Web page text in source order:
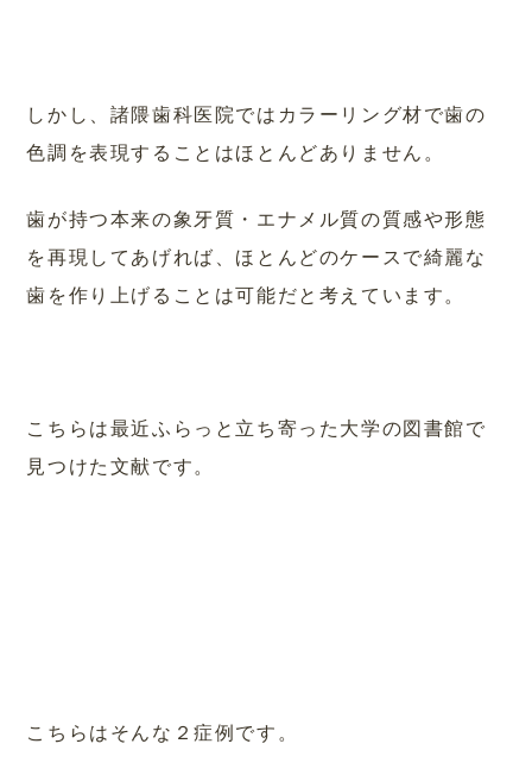
しかし、諸隈歯科医院ではカラーリング材で歯の
色調を表現することはほとんどありません。
歯が持つ本来の象牙質・エナメル質の質感や形態
を再現してあげれば、ほとんどのケースで綺麗な
歯を作り上げることは可能だと考えています。
こちらは最近ふらっと立ち寄った大学の図書館で
見つけた文献です。
こちらはそんな２症例です。